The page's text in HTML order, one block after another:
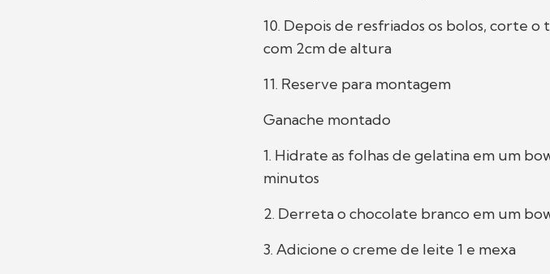
10. Depois de resfriados os bolos, corte
com 2cm de altura
11. Reserve para montagem
Ganache montado
1. Hidrate as folhas de gelatina em um
minutos
2. Derreta o chocolate branco em um
3. Adicione o creme de leite 1 e mexa